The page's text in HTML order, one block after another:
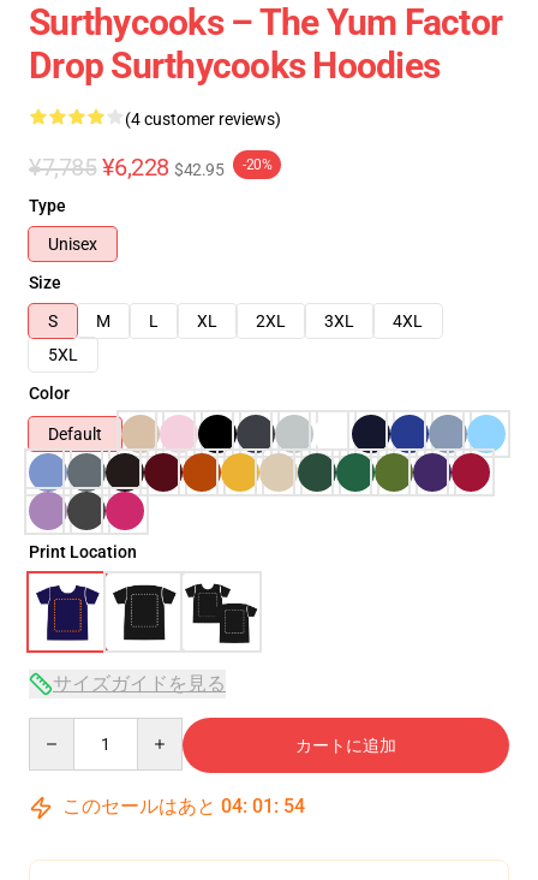
Surthycooks – The Yum Factor
Drop Surthycooks Hoodies
(4 customer reviews)
¥7,785 ¥6,228 $42.95 -20%
Type
Unisex
Size
S
M L XL 2XL 3XL
4XL
5XL
Color
Default
Print Location
サイズガイドを見る
カートに追加
このセールはあと 04: 01 : 53